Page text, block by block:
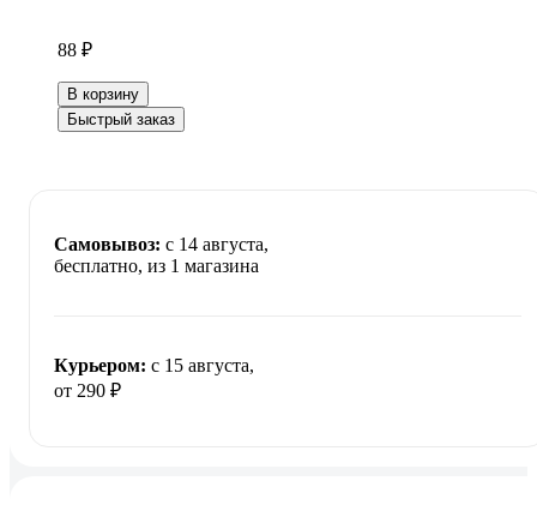
88 ₽
В корзину
Быстрый заказ
Самовывоз: c 14 августа,
бесплатно, из 1 магазина
Курьером: c 15 августа,
от 290 ₽